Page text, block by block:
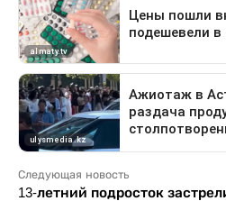
Следующая новость
13-летний подросток